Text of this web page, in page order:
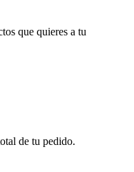
que quieres a tu
de tu pedido.